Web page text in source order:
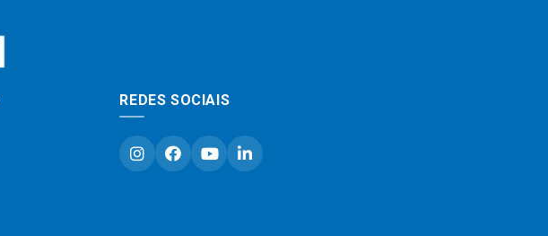
REDES SOCIAIS